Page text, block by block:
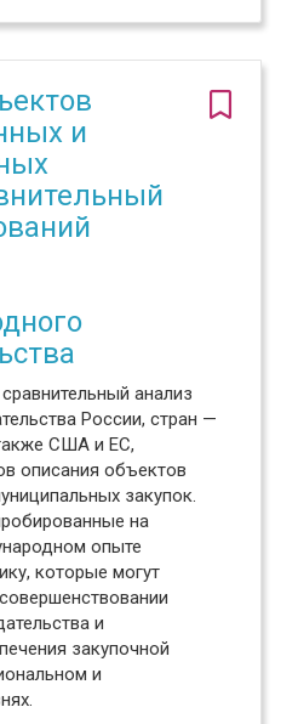
и
анализ
России, стран —
США и ЕС,
описания объектов
закупок.
на
опыте
которые могут
и
закупочной
и